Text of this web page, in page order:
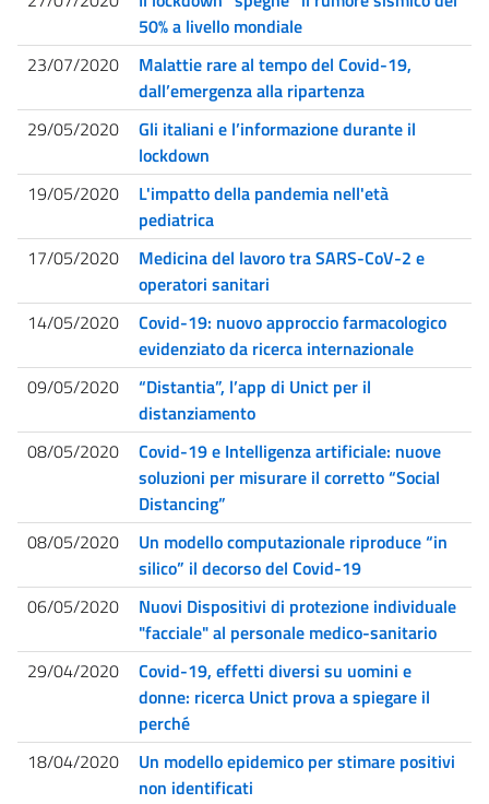
50% a livello mondiale
23/07/2020
Malattie rare al tempo del Covid-19,
dall’emergenza alla ripartenza
29/05/2020
Gli italiani e l’informazione durante il
lockdown
19/05/2020
L'impatto della pandemia nell'età
pediatrica
17/05/2020
Medicina del lavoro tra SARS-CoV-2 e
operatori sanitari
14/05/2020
Covid-19: nuovo approccio farmacologico
evidenziato da ricerca internazionale
09/05/2020
“Distantia”, l’app di Unict per il
distanziamento
08/05/2020
Covid-19 e Intelligenza artificiale: nuove
soluzioni per misurare il corretto “Social
Distancing”
08/05/2020
Un modello computazionale riproduce “in
silico” il decorso del Covid-19
06/05/2020
Nuovi Dispositivi di protezione individuale
"facciale" al personale medico-sanitario
29/04/2020
Covid-19, effetti diversi su uomini e
donne: ricerca Unict prova a spiegare il
perché
18/04/2020
Un modello epidemico per stimare positivi
non identificati